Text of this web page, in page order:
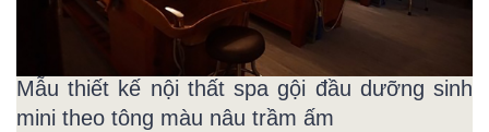
Mẫu thiết kế nội thất spa gội đầu dưỡng sinh
mini theo tông màu nâu trầm ấm